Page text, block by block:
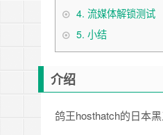
4. 流媒体解锁测试
5. 小结
介绍
鸽王hosthatch的日本